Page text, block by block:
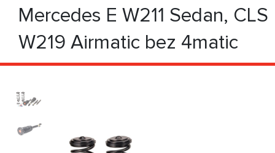
Mercedes E W211 Sedan, CLS
W219 Airmatic bez 4matic